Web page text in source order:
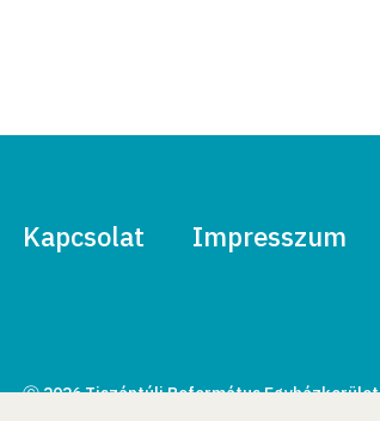
Kapcsolat Impresszum
Ⓒ 2026 Tiszántúli Református